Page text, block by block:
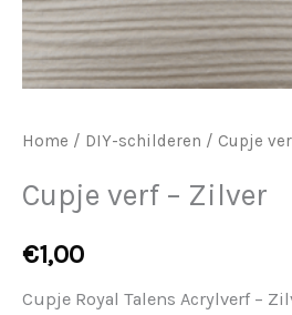
Home / DIY-schilderen / Cupje
Cupje verf – Zilver
€1,00
Cupje Royal Talens Acrylverf –